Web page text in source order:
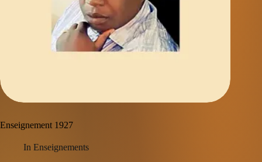
Enseignement 1927
In Enseignements